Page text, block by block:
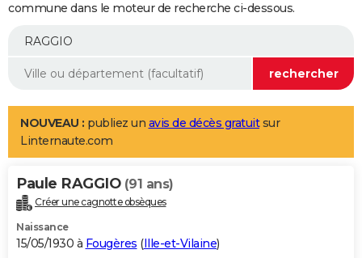
Essais
Réserver un essai
Citadines
Berlines
SUV
Forum auto
+
Mobiles
Meilleur smartphone
Internet
Ordinateurs
Jeux vidéo
Guide high-tech
Aménagement intérieur
LIFESTYLE
Art de vivre
Bien-être
Loisirs
Mode
Modes de vie
Alimentation
Guide de la santé
Maladies
Médicaments
Sommeil
VOYAGE
Destinations
City break
Voyage nature
Voyage de noces
Forum
Climat
+PHOTO
GUIDES D'ACHAT
commune dans le moteur de recherche ci-dessous.
NOUVEAU : publiez un avis de décès gratuitsur
Linternaute.com
Paule RAGGIO (91 ans)
Créer une cagnotte obsèques
Naissance
15/05/1930 à Fougères (Ille-et-Vilaine)